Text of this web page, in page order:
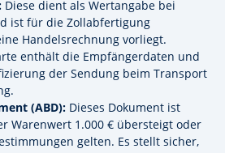
Diese dient als Wertangabe bei
ist für die Zollabfertigung
Handelsrechnung vorliegt.
enthält die Empfängerdaten und
der Sendung beim Transport
(ABD): Dieses Dokument ist
Warenwert 1.000 € übersteigt oder
gelten. Es stellt sicher,